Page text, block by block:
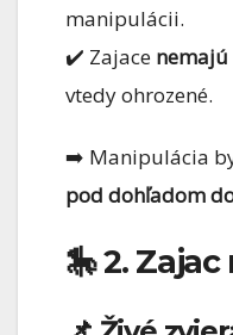
manipulácii.
✔️ Zajace
vtedy ohrozené.
➡️ Manipulácia
pod dohľadom
🎠 2.